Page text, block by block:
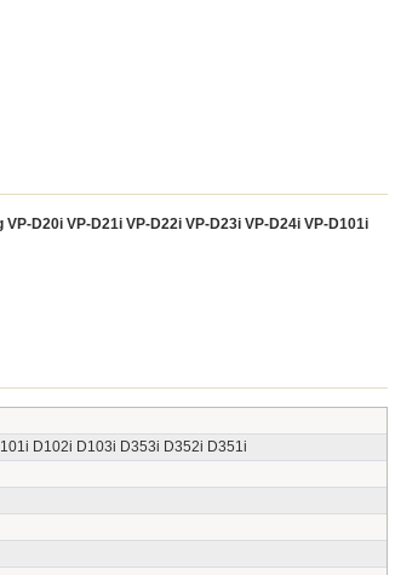
VP-D20i VP-D21i VP-D22i VP-D23i VP-D24i VP-D101i
D102i D103i D353i D352i D351i